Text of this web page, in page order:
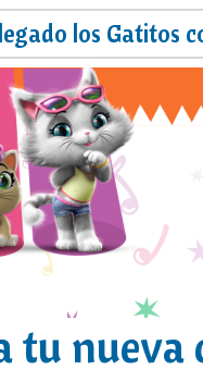
los Gatitos
tu nueva